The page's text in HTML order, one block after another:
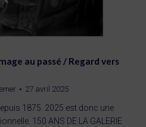
au passé / Regard vers
27 avril 2025
1875. 2025 est donc une
150 ANS DE LA GALERIE